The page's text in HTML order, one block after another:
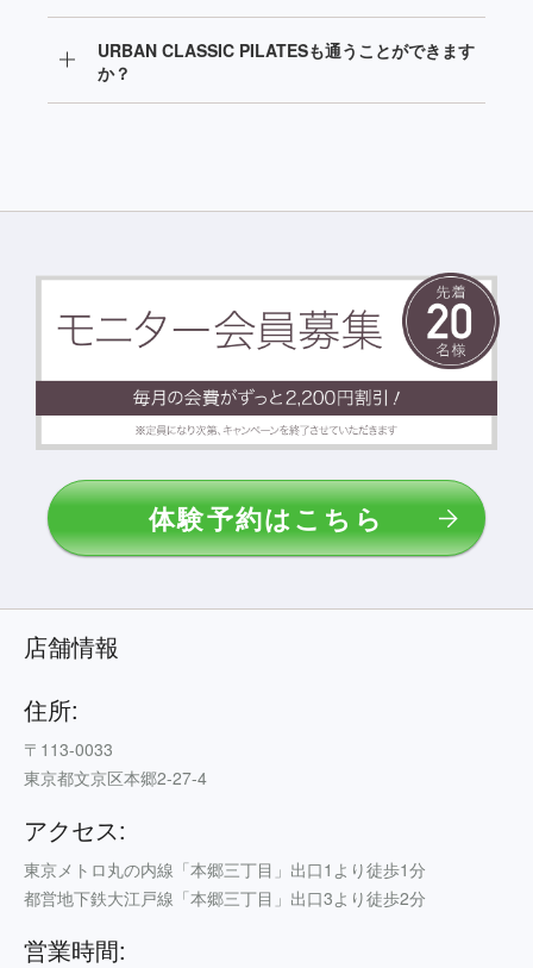
はい。1レッスンあたり税込6,380円でご利用いただけ
ます。
URBAN CLASSIC PILATESも通うことができます
か？
体験予約はこちら
店舗情報
住所:
〒113-0033
東京都文京区本郷2-27-4
アクセス:
東京メトロ丸の内線「本郷三丁目」出口1より徒歩1分
都営地下鉄大江戸線「本郷三丁目」出口3より徒歩2分
営業時間: